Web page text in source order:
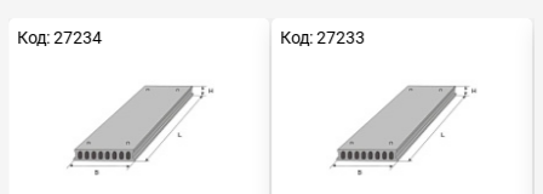
Код: 27234 Код: 27233